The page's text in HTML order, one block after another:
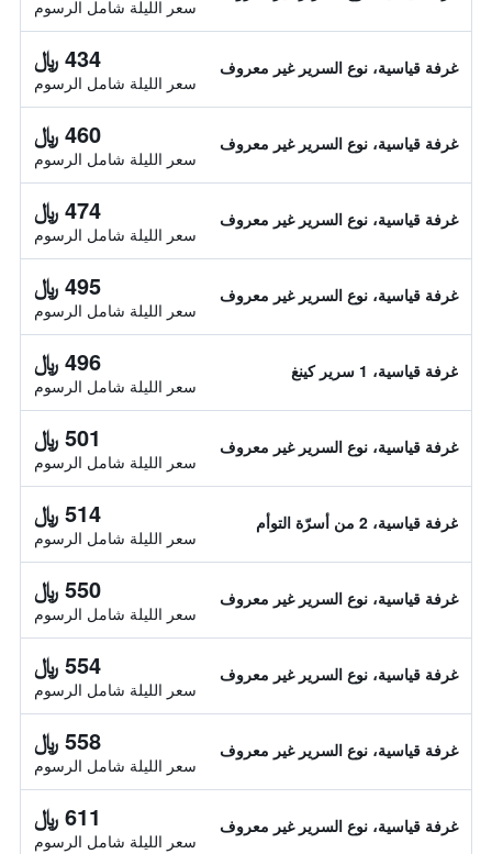
سعر الليلة شامل الرسوم
غرفة قياسية، نوع السرير غير معروف 434 ﷼
سعر الليلة شامل الرسوم
غرفة قياسية، نوع السرير غير معروف 460 ﷼
سعر الليلة شامل الرسوم
غرفة قياسية، نوع السرير غير معروف 474 ﷼
سعر الليلة شامل الرسوم
غرفة قياسية، نوع السرير غير معروف 495 ﷼
سعر الليلة شامل الرسوم
غرفة قياسية، 1 سرير كينغ 496 ﷼
سعر الليلة شامل الرسوم
غرفة قياسية، نوع السرير غير معروف 501 ﷼
سعر الليلة شامل الرسوم
غرفة قياسية، 2 من أسرّة التوأم 514 ﷼
سعر الليلة شامل الرسوم
غرفة قياسية، نوع السرير غير معروف 550 ﷼
سعر الليلة شامل الرسوم
غرفة قياسية، نوع السرير غير معروف 554 ﷼
سعر الليلة شامل الرسوم
غرفة قياسية، نوع السرير غير معروف 558 ﷼
سعر الليلة شامل الرسوم
غرفة قياسية، نوع السرير غير معروف 611 ﷼
سعر الليلة شامل الرسوم